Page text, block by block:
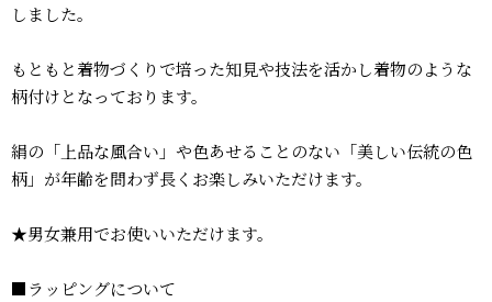
しました。
もともと着物づくりで培った知見や技法を活かし着物のような
柄付けとなっております。
絹の「上品な風合い」や色あせることのない「美しい伝統の色
柄」が年齢を問わず長くお楽しみいただけます。
★男女兼用でお使いいただけます。
■ラッピングについて